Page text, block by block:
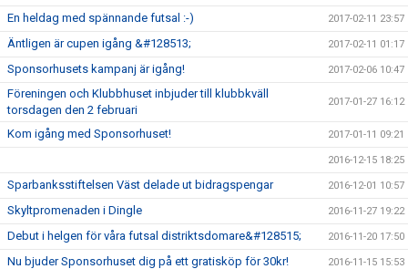
En heldag med spännande futsal :-) 2017-02-11 23:57
Äntligen är cupen igång &#128513; 2017-02-11 01:17
Sponsorhusets kampanj är igång! 2017-02-06 10:47
Föreningen och Klubbhuset inbjuder till klubbkväll
torsdagen den 2 februari
2017-01-27 16:12
Kom igång med Sponsorhuset! 2017-01-11 09:21
2016-12-15 18:25
Sparbanksstiftelsen Väst delade ut bidragspengar 2016-12-01 10:57
Skyltpromenaden i Dingle 2016-11-27 19:22
Debut i helgen för våra futsal distriktsdomare&#128515; 2016-11-20 17:50
Nu bjuder Sponsorhuset dig på ett gratisköp för 30kr! 2016-11-15 15:53